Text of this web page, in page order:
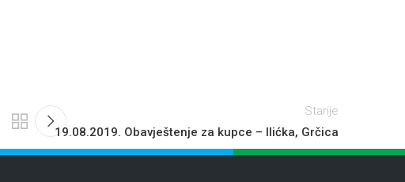
Starije
19.08.2019. Obavještenje za kupce – Ilićka, Grčica